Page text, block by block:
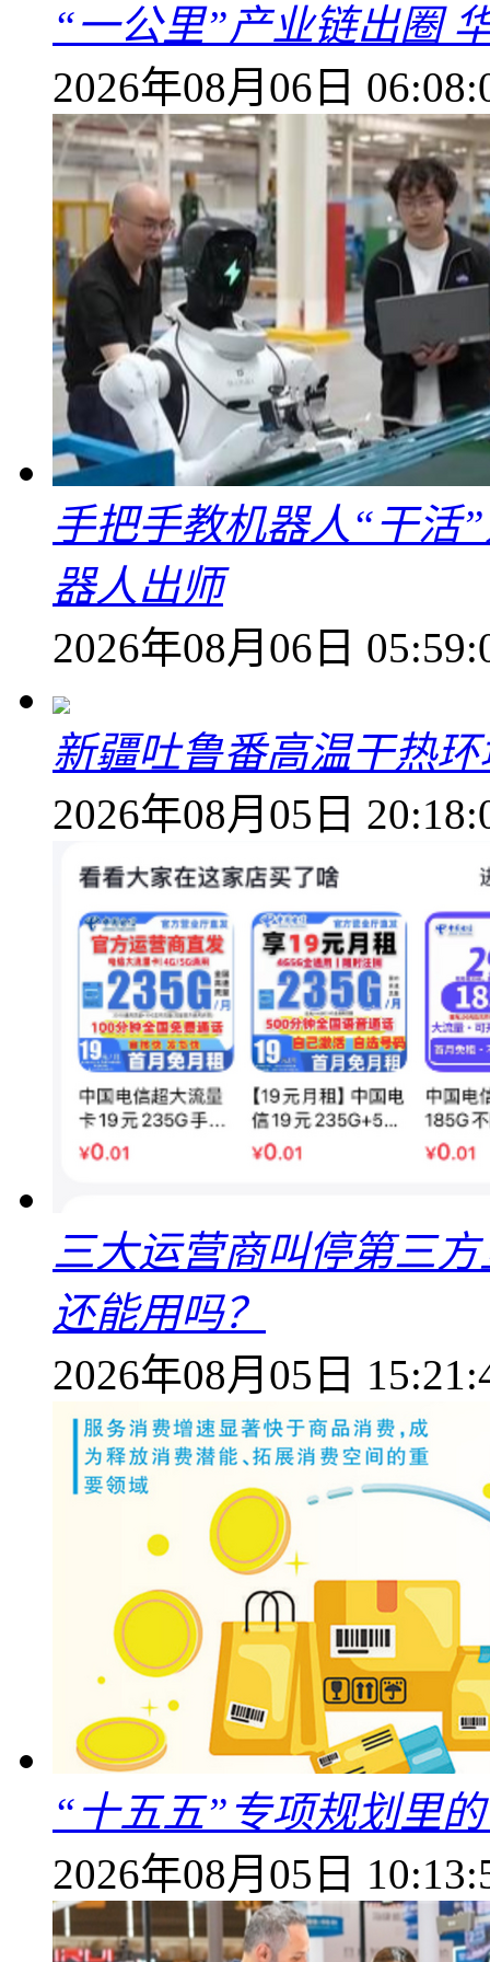
“一公里”产业链出圈
2026年08月06日
手把手教机器人“干活
器人出师
2026年08月06日
新疆吐鲁番高温干热
2026年08月05日
三大运营商叫停第三
还能用吗？
2026年08月05日
“十五五”专项规划里
2026年08月05日